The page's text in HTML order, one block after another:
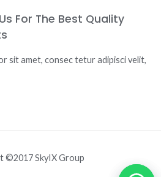
For The Best Quality
sit amet, consec tetur adipisci velit,
©2017 SkyIX Group